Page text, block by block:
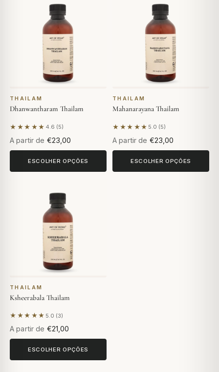
THAILAM
Dhanwantharam Thailam
★★★★★ 4.6 (5)
Com base em 5 avaliações
A partir de €23,00
ESCOLHER OPÇÕES
THAILAM
Mahanarayana Thailam
★★★★★ 5.0 (5)
Com base em 5 avaliações
A partir de €23,00
ESCOLHER OPÇÕES
THAILAM
Ksheerabala Thailam
★★★★★ 5.0 (3)
Com base em 3 avaliações
A partir de €21,00
ESCOLHER OPÇÕES